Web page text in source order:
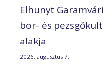
Elhunyt
bor- és
alakja
2026. augusztus 7.